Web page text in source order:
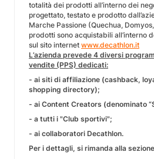
totalità dei prodotti all’interno dei
progettato, testato e prodotto
Marche Passione (Quechua,
prodotti sono acquistabili all’interno
sul sito internet www.decathlon.it
L’azienda prevede 4 diversi
vendite (PPS) dedicati:
- ai siti di affiliazione (cashback,
shopping directory);
- ai Content Creators (denominato
- a tutti i "Club sportivi";
- ai collaboratori Decathlon.
Per i dettagli, si rimanda alla